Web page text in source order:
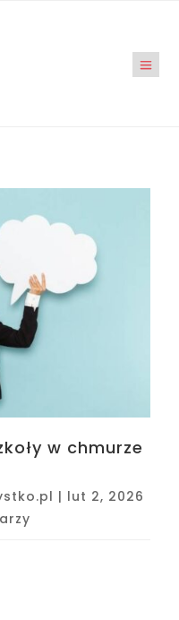
w chmurze
| lut 2, 2026